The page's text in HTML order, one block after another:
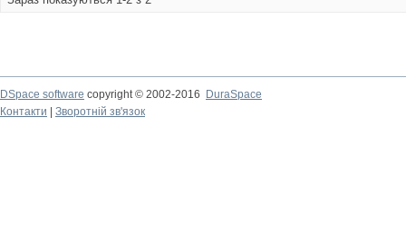
DSpace software copyright © 2002-2016
DuraSpace
Контакти
Зворотній зв'язок